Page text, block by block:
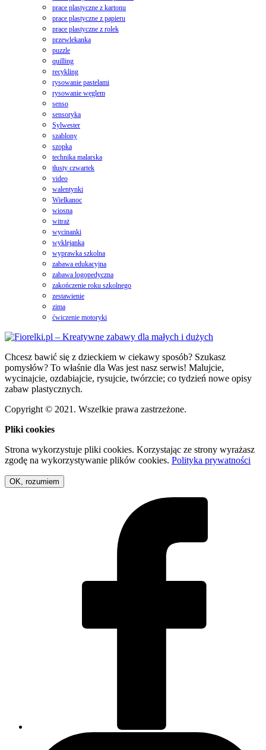
prace plastyczne z kartonu
prace plastyczne z papieru
prace plastyczne z rolek
przewlekanka
puzzle
quilling
recykling
rysowanie pastelami
rysowanie węglem
senso
sensoryka
Sylwester
szablony
szopka
technika malarska
tłusty czwartek
video
walentynki
Wielkanoc
wiosna
witraż
wycinanki
wyklejanka
wyprawka szkolna
zabawa edukacyjna
zabawa logopedyczna
zakończenie roku szkolnego
zestawienie
zima
ćwiczenie motoryki
Chcesz bawić się z dzieckiem w ciekawy sposób? Szukasz
pomysłów? To właśnie dla Was jest nasz serwis! Malujcie,
wycinajcie, ozdabiajcie, rysujcie, twórzcie; co tydzień nowe opisy
zabaw plastycznych.
Copyright © 2021. Wszelkie prawa zastrzeżone.
Pliki cookies
Strona wykorzystuje pliki cookies. Korzystając ze strony wyrażasz
zgodę na wykorzystywanie plików cookies. Polityka prywatności
OK, rozumiem